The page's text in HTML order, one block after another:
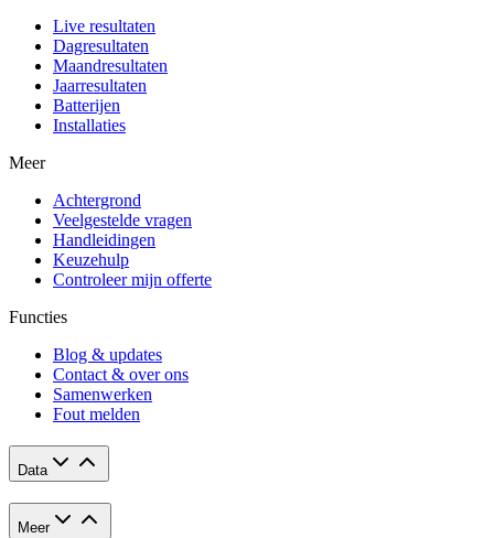
Live resultaten
Dagresultaten
Maandresultaten
Jaarresultaten
Batterijen
Installaties
Meer
Achtergrond
Veelgestelde vragen
Handleidingen
Keuzehulp
Controleer mijn offerte
Functies
Blog & updates
Contact & over ons
Samenwerken
Fout melden
Data
Meer